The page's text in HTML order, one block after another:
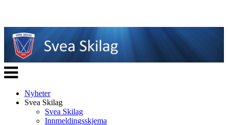
Veksle
navigasjon
Nyheter
Svea Skilag
Svea Skilag
Innmeldingsskjema